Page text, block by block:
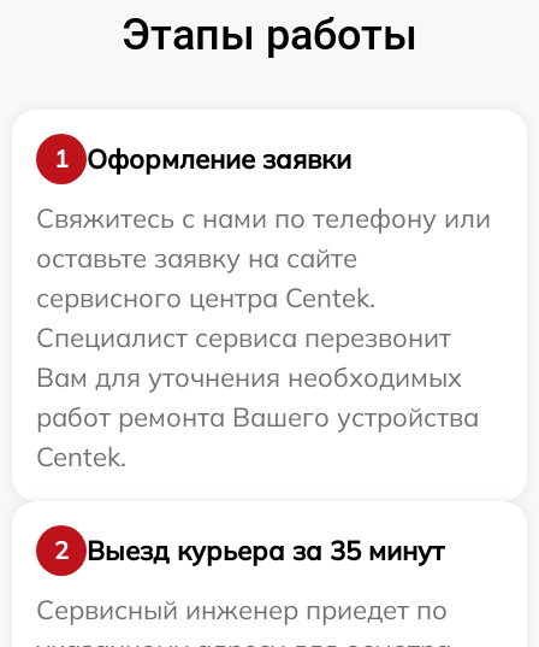
Этапы работы
1
Оформление заявки
Свяжитесь с нами по телефону или
оставьте заявку на сайте
сервисного центра Centek.
Специалист сервиса перезвонит
Вам для уточнения необходимых
работ ремонта Вашего устройства
Centek.
2
Выезд курьера за 35 минут
Сервисный инженер приедет по